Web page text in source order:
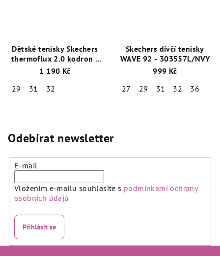
Dětské tenisky Skechers
thermoflux 2.0 kodron /
Modrá oranžová/
1 190 Kč
29
31 32
Skechers dívčí tenisky
WAVE 92 - 303557L/NVY
999 Kč
27
29 31 32 36
Odebírat newsletter
E-mail
Vložením e-mailu souhlasíte s podmínkami ochrany
osobních údajů
Přihlásit se